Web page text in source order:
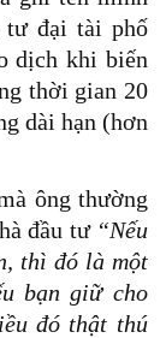
tư đại tài phố
dịch khi biến
thời gian 20
dài hạn (hơn
ông thường
đầu tư “Nếu
thì đó là một
bạn giữ cho
đó thật thú